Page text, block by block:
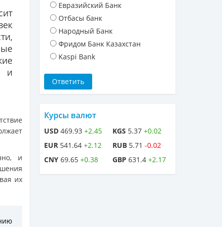
и
и
их
Евразийский Банк
Отбасы банк
Народный Банк
Фридом Банк Казахстан
Kaspi Bank
Курсы валют
USD 469.93 +2.45
EUR 541.64 +2.12
CNY 69.65 +0.38
KGS 5.37 +0.02
RUB 5.71 -0.02
GBP 631.4 +2.17